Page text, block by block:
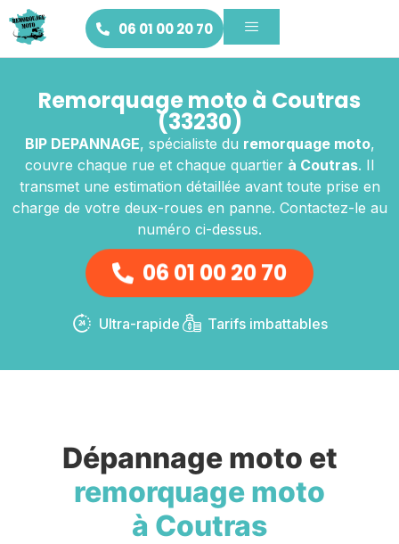
06 01 00 20 70
Remorquage moto à Coutras
(33230)
BIP DEPANNAGE, spécialiste du remorquage moto,
couvre chaque rue et chaque quartier à Coutras. Il
transmet une estimation détaillée avant toute prise en
charge de votre deux-roues en panne. Contactez-le au
numéro ci-dessus.
06 01 00 20 70
Ultra-rapide Tarifs imbattables
Dépannage moto et
remorquage moto
à Coutras